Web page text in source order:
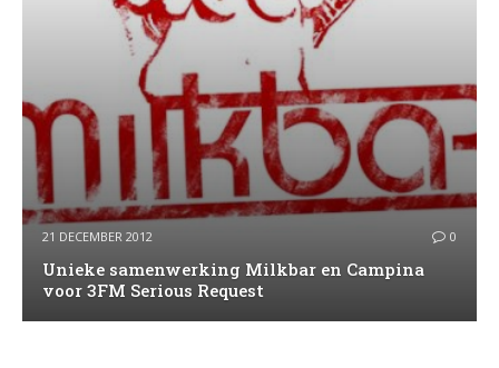
21 DECEMBER 2012 0
Unieke samenwerking Milkbar en Campina
voor 3FM Serious Request